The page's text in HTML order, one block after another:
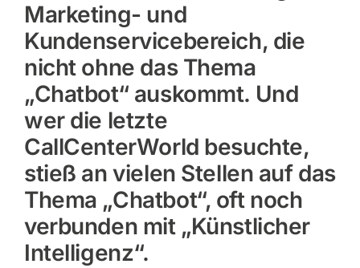
Marketing- und
Kundenservicebereich, die
nicht ohne das Thema
„Chatbot“ auskommt. Und
wer die letzte
CallCenterWorld besuchte,
stieß an vielen Stellen auf das
Thema „Chatbot“, oft noch
verbunden mit „Künstlicher
Intelligenz“.